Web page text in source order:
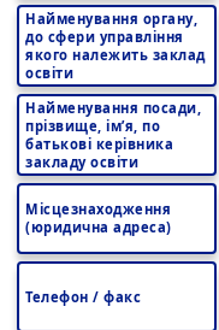
Найменування органу,
до сфери управління
якого належить заклад
освіти
Найменування посади,
прізвище, ім’я, по
батькові керівника
закладу освіти
Місцезнаходження
(юридична адреса)
Телефон / факс